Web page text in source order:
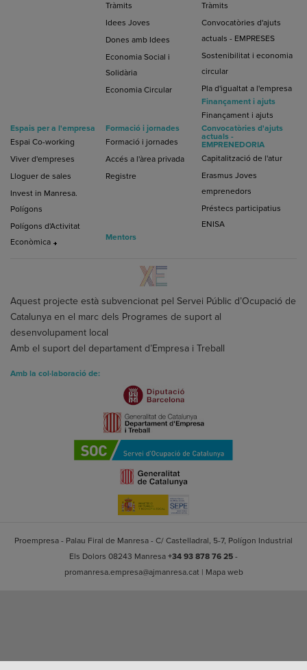
Tràmits
Idees Joves
Dones amb Idees
Economia Social i
Solidària
Economia Circular
Tràmits
Convocatòries d'ajuts
actuals - EMPRESES
Sostenibilitat i economia
circular
Pla d'igualtat a l'empresa
Finançament i ajuts
Finançament i ajuts
Espais per a l'empresa
Espai Co-working
Viver d'empreses
Lloguer de sales
Invest in Manresa.
Polígons
Polígons d'Activitat
Econòmica
Formació i jornades
Formació i jornades
Accés a l'àrea privada
Registre
Convocatòries d'ajuts
actuals -
EMPRENEDORIA
Capitalització de l'atur
Erasmus Joves
emprenedors
Préstecs participatius
ENISA
Mentors
Aquest projecte està subvencionat pel Servei Públic d’Ocupació de
Catalunya en el marc dels Programes de suport al
desenvolupament local
Amb el suport del departament d’Empresa i Treball
Amb la col·laboració de:
Proempresa - Palau Firal de Manresa - C/ Castelladral, 5-7, Polígon Industrial
Els Dolors 08243 Manresa +34 93 878 76 25 -
promanresa.empresa@ajmanresa.cat| Mapa web